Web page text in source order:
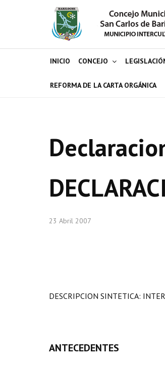
INICIO CONCEJO
REFORMA DE LA CARTA ORGÁNICA
23 Abril 2007
DESCRIPCION SINTETICA:
ANTECEDENTES